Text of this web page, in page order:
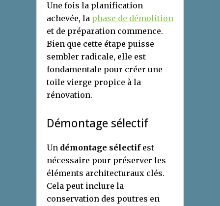
Une fois la planification
achevée, la phase de démolition
et de préparation commence.
Bien que cette étape puisse
sembler radicale, elle est
fondamentale pour créer une
toile vierge propice à la
rénovation.
Démontage sélectif
Un démontage sélectifest
nécessaire pour préserver les
éléments architecturaux clés.
Cela peut inclure la
conservation des poutres en